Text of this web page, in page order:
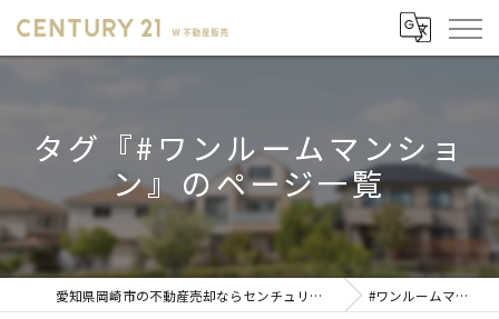
タグ『#ワンルームマンショ
ン』のページ一覧
愛知県岡崎市の不動産売却ならセンチュリー21 W不動産販売 #ワンルームマンション